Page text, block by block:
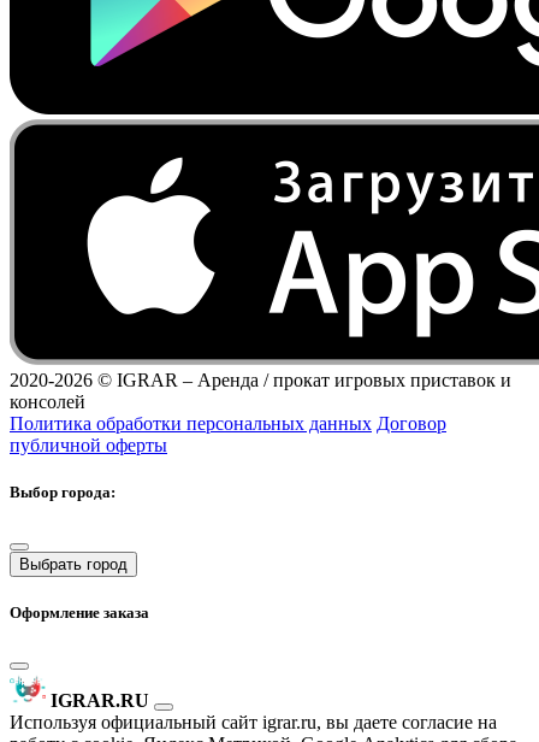
2020-2026 © IGRAR – Аренда / прокат игровых приставок и
консолей
Политика обработки персональных данных Договор
публичной оферты
Выбор города:
Выбрать город
Оформление заказа
IGRAR.RU
Используя официальный сайт igrar.ru, вы даете согласие на